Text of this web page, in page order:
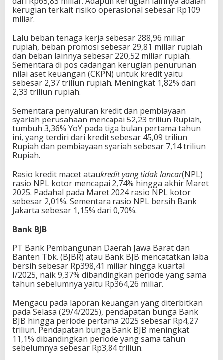
kerugian terkait risiko operasional sebesar Rp109
miliar.
Lalu beban tenaga kerja sebesar 288,96 miliar
rupiah, beban promosi sebesar 29,81 miliar rupiah
dan beban lainnya sebesar 220,52 miliar rupiah.
Sementara di pos cadangan kerugian penurunan
nilai aset keuangan (CKPN) untuk kredit yaitu
sebesar 2,37 triliun rupiah. Meningkat 1,82% dari
2,33 triliun rupiah.
Sementara penyaluran kredit dan pembiayaan
syariah perusahaan mencapai 52,23 triliun Rupiah,
tumbuh 3,36% YoY pada tiga bulan pertama tahun
ini, yang terdiri dari kredit sebesar 45,09 triliun
Rupiah dan pembiayaan syariah sebesar 7,14 triliun
Rupiah.
Rasio kredit macet ataukredit yang tidak lancar(NPL)
rasio NPL kotor mencapai 2,74% hingga akhir Maret
2025. Padahal pada Maret 2024 rasio NPL kotor
sebesar 2,01%. Sementara rasio NPL bersih Bank
Jakarta sebesar 1,15% dari 0,70%.
Bank BJB
PT Bank Pembangunan Daerah Jawa Barat dan
Banten Tbk. (BJBR) atau Bank BJB mencatatkan laba
bersih sebesar Rp398,41 miliar hingga kuartal
I/2025, naik 9,37% dibandingkan periode yang sama
tahun sebelumnya yaitu Rp364,26 miliar.
Mengacu pada laporan keuangan yang diterbitkan
pada Selasa (29/4/2025), pendapatan bunga Bank
BJB hingga periode pertama 2025 sebesar Rp4,27
triliun. Pendapatan bunga Bank BJB meningkat
11,1% dibandingkan periode yang sama tahun
sebelumnya sebesar Rp3,84 triliun.